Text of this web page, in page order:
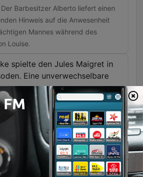
Barbesitzer Alberto liefert einen
Hinweis auf die Anwesenheit
Mannes während des
Louise.
spielte den Jules Maigret in
Eine unverwechselbare
Sprecher würdigt die
Leistung von Paul Dahlke in
Serie.
gepfiffene Kein Mucks
ist die Instrumentalversion
Jaris Lied Ausgerechnet Du.